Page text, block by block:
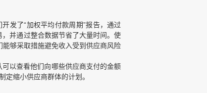
发了“加权平均付款周期”报告，通过
并通过整合数据节省了大量时间。使
够采取措施避免收入受到供应商风险
以查看他们向哪些供应商支付的金额
缩小供应商群体的计划。